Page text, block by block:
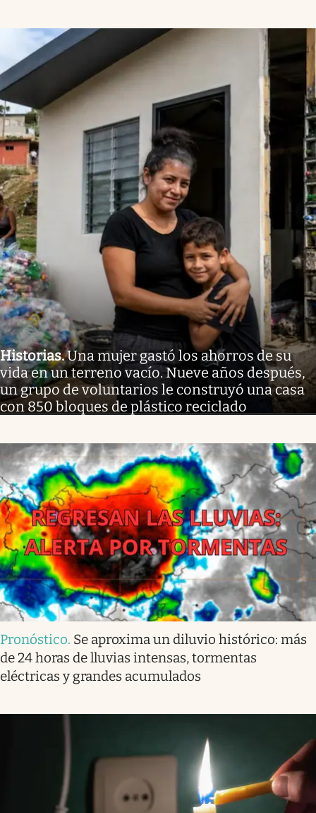
Historias.Una mujer gastó los ahorros de su
vida en un terreno vacío. Nueve años después,
un grupo de voluntarios le construyó una casa
con 850 bloques de plástico reciclado
Pronóstico. Se aproxima un diluvio histórico: más
de 24 horas de lluvias intensas, tormentas
eléctricas y grandes acumulados